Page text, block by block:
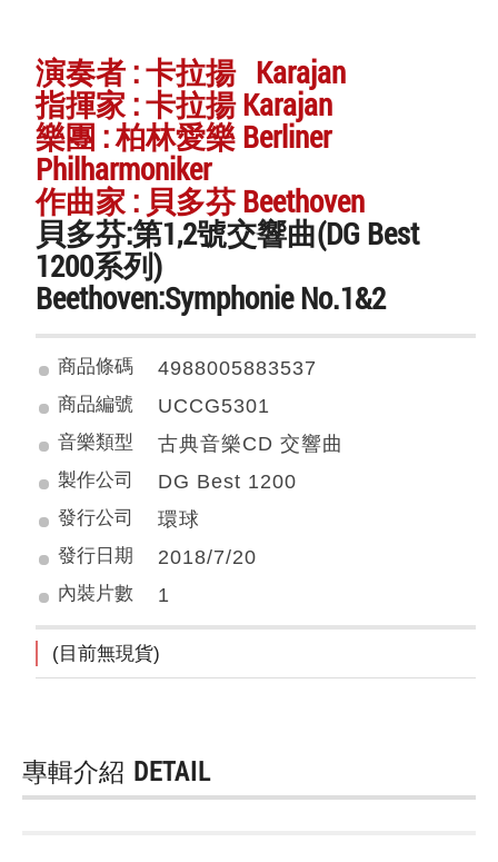
演奏者 : 卡拉揚 Karajan
指揮家 : 卡拉揚 Karajan
樂團 : 柏林愛樂 Berliner
Philharmoniker
作曲家 : 貝多芬 Beethoven
貝多芬:第1,2號交響曲(DG Best
1200系列)
Beethoven:Symphonie No.1&2
商品條碼 4988005883537
商品編號 UCCG5301
音樂類型 古典音樂CD 交響曲
製作公司 DG Best 1200
發行公司 環球
發行日期 2018/7/20
內裝片數 1
(目前無現貨)
專輯介紹 DETAIL